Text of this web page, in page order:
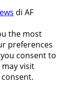
di AF
the most
preferences
consent to
may visit